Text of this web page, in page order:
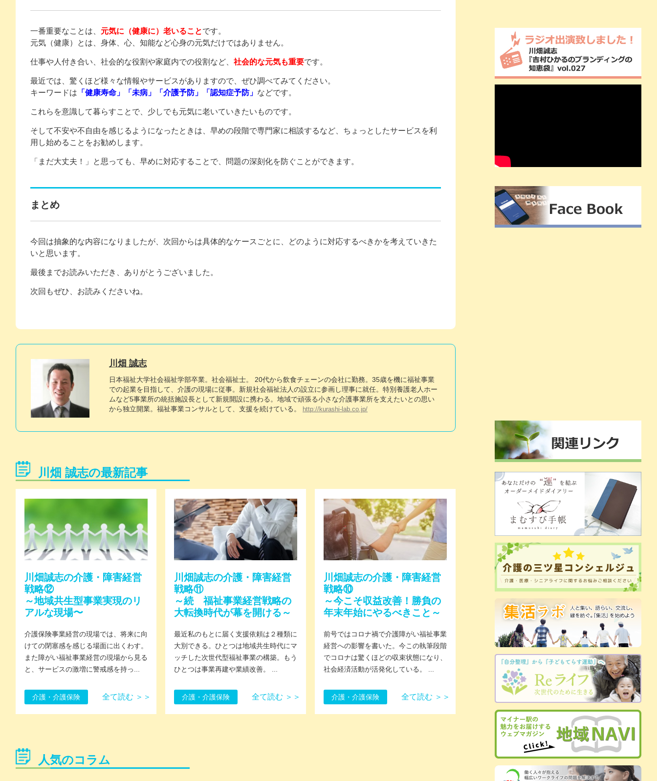
一番重要なことは、 元気に（健康に）老いることです。
元気（健康）とは、身体、心、知能など心身の元気だけではありません。
仕事や人付き合い、社会的な役割や家庭内での役割など、 社会的な元気も重要です。
最近では、驚くほど様々な情報やサービスがありますので、ぜひ調べてみてください。
キーワードは 「健康寿命」「未病」「介護予防」「認知症予防」 などです。
これらを意識して暮らすことで、少しでも元気に老いていきたいものです。
そして不安や不自由を感じるようになったときは、早めの段階で専門家に相談するなど、ちょっとしたサービスを利
用し始めることをお勧めします。
「まだ大丈夫！」と思っても、早めに対応することで、問題の深刻化を防ぐことができます。
まとめ
今回は抽象的な内容になりましたが、次回からは具体的なケースごとに、どのように対応するべきかを考えていきた
いと思います。
最後までお読みいただき、ありがとうございました。
次回もぜひ、お読みくださいね。
川畑 誠志
日本福祉大学社会福祉学部卒業。社会福祉士。 20代から飲食チェーンの会社に勤務。35歳を機に福祉事業
での起業を目指して、介護の現場に従事。新規社会福祉法人の設立に参画し理事に就任。特別養護老人ホー
ムなど5事業所の統括施設長として新規開設に携わる。地域で頑張る小さな介護事業所を支えたいとの思い
から独立開業。福祉事業コンサルとして、支援を続けている。
http://kurashi-lab.co.jp/
川畑 誠志の最新記事
川畑誠志の介護・障害経営
戦略⑫
～地域共生型事業実現のリ
アルな現場〜
介護保険事業経営の現場では、将来に向
けての閉塞感を感じる場面に出くわす。
また障がい福祉事業経営の現場から見る
と、サービスの激増に警戒感を持っ...
介護・介護保険 全て読む ＞＞
川畑誠志の介護・障害経営
戦略⑪
～続 福祉事業経営戦略の
大転換時代が幕を開ける～
最近私のもとに届く支援依頼は２種類に
大別できる。ひとつは地域共生時代にマ
ッチした次世代型福祉事業の構築。もう
ひとつは事業再建や業績改善。 ...
介護・介護保険 全て読む ＞＞
川畑誠志の介護・障害経営
戦略⑩
～今こそ収益改善！勝負の
年末年始にやるべきこと～
前号ではコロナ禍で介護障がい福祉事業
経営への影響を書いた。今この執筆段階
でコロナは驚くほどの収束状態になり、
社会経済活動が活発化している。 ...
介護・介護保険 全て読む ＞＞
人気のコラム